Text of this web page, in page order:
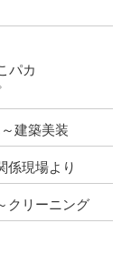
パカ
建築美装
係現場より
クリーニング